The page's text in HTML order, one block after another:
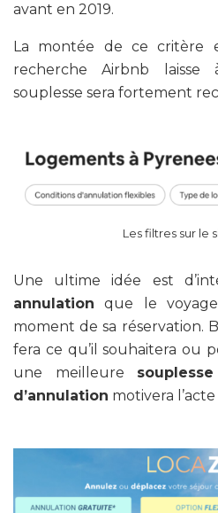
avant en 2019.
La montée de ce critère
recherche Airbnb
souplesse sera fortement
Les filtres sur le
Une ultime idée est
annulation que le
moment de sa réservation.
fera ce qu’il souhaitera ou
une meilleure
d’annulation motivera